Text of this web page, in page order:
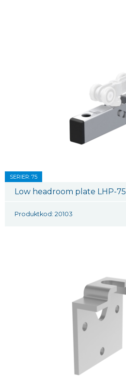
SERIER: 75
Low headroom plate LHP-75
Produktkod: 20103